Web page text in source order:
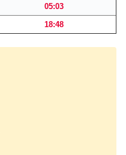
05:03
18:48